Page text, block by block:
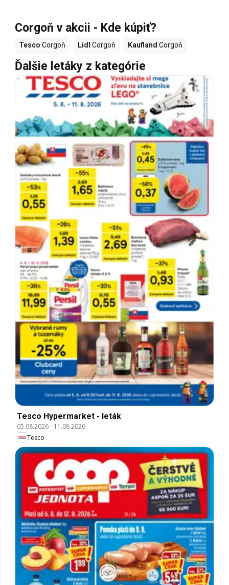
Corgoň v akcii - Kde kúpiť?
Tesco Corgoň Lidl Corgoň Kaufland Corgoň
Ďalšie letáky z kategórie
Tesco Hypermarket - leták
05.08.2026- 11.08.2026
Tesco